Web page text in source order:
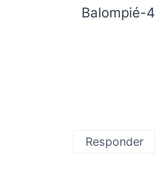
Balompié-4
Responder